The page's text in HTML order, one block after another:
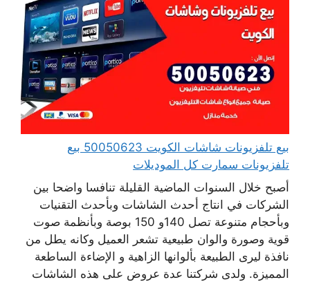
بيع تلفزيونات شاشات الكويت 50050623 بيع
تلفزيونات سمارت كل الموديلات
أصبح خلال السنوات الماضية القليلة تنافسا واضحا بين
الشركات في انتاج أحدث الشاشات وبأحدث التقنيات
وبأحجام متنوعة تصل 140و 150 بوصة وبأنظمة صوت
قوية وصورة والوان طبيعية تشعر العميل وكانه يطل من
نافذة ليرى الطبيعة بألوانها الزاهية و الإضاءة الساطعة
المميزة. ولدى شركتنا عدة عروض على هذه الشاشات